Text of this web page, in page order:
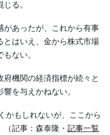
る。
あったが、これから有事
とはいえ、金から株式市場
ない。
機関の経済指標が続々と
を与えかねない。
もしれないが、ここから
記事：森泰隆・ 記事一覧